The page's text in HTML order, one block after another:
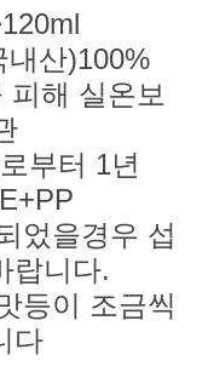
산)100%
해 실온보
부터 1년
었을경우 섭
랍니다.
등이 조금씩
다